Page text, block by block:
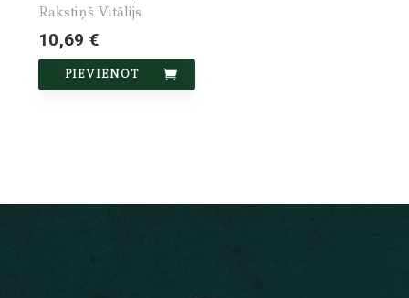
Rakstiņš Vitālijs
10,69 €
PIEVIENOT